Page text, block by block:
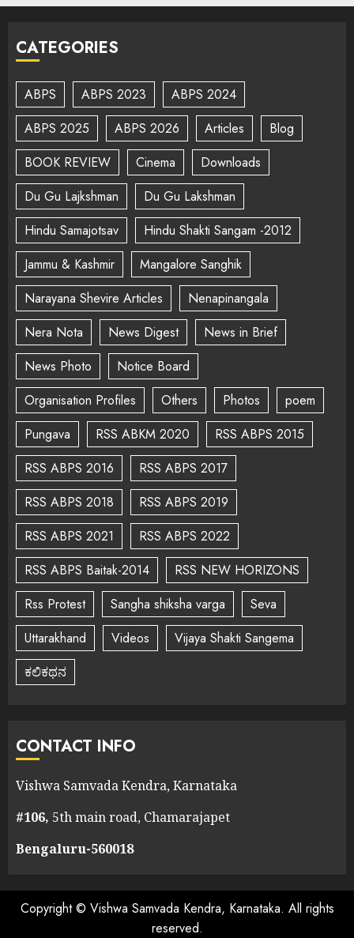
CATEGORIES
ABPS ABPS 2023
ABPS 2024
ABPS 2025
ABPS 2026 Articles
Blog
BOOK REVIEW
Cinema
Downloads
Du Gu Lajkshman
Du Gu Lakshman
Hindu Samajotsav
Hindu Shakti Sangam -2012
Jammu & Kashmir
Mangalore Sanghik
Narayana Shevire Articles
Nenapinangala
Nera Nota
News Digest
News in Brief
News Photo
Notice Board
Organisation Profiles
Others Photos
poem
Pungava
RSS ABKM 2020
RSS ABPS 2015
RSS ABPS 2016
RSS ABPS 2017
RSS ABPS 2018
RSS ABPS 2019
RSS ABPS 2021
RSS ABPS 2022
RSS ABPS Baitak-2014
RSS NEW HORIZONS
Rss Protest
Sangha shiksha varga
Seva
Uttarakhand
Videos
Vijaya Shakti Sangema
ಕಲಿಕಥನ
CONTACT INFO
Vishwa Samvada Kendra, Karnataka
#106, 5th main road, Chamarajapet
Bengaluru-560018
Copyright © Vishwa Samvada Kendra, Karnataka. All rights
reserved.